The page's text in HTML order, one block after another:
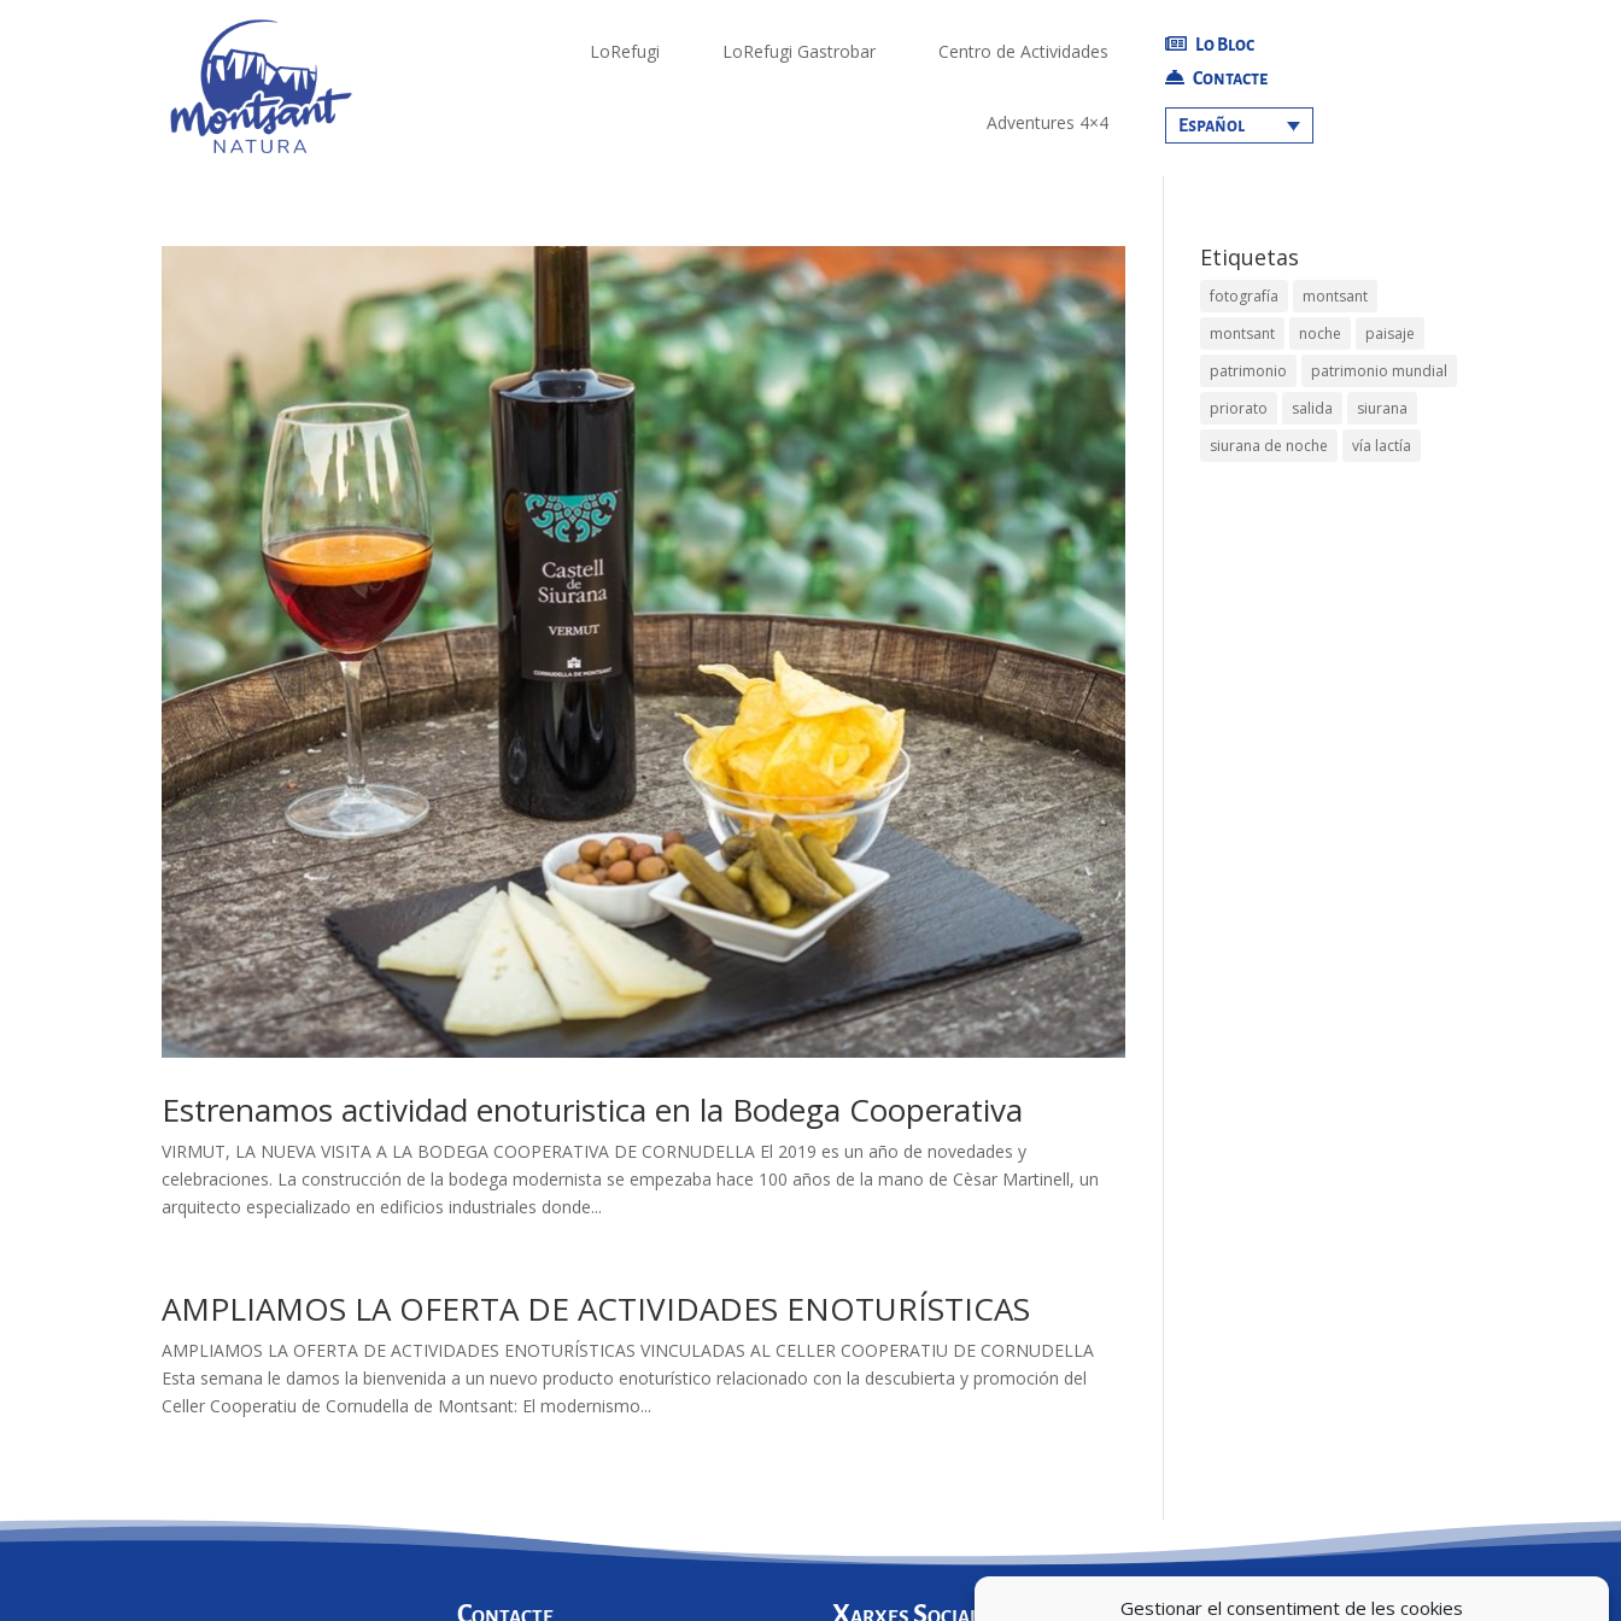
Gestionar el consentiment de les cookies
LoRefugi LoRefugi Gastrobar Centro de Actividades
Adventures 4×4
Lo Bloc
Contacte
Español
Estrenamos actividad enoturistica en la Bodega Cooperativa
VIRMUT, LA NUEVA VISITA A LA BODEGA COOPERATIVA DE CORNUDELLA El 2019 es un año de novedades y
celebraciones. La construcción de la bodega modernista se empezaba hace 100 años de la mano de Cèsar Martinell, un
arquitecto especializado en edificios industriales donde...
AMPLIAMOS LA OFERTA DE ACTIVIDADES ENOTURÍSTICAS
AMPLIAMOS LA OFERTA DE ACTIVIDADES ENOTURÍSTICAS VINCULADAS AL CELLER COOPERATIU DE CORNUDELLA
Esta semana le damos la bienvenida a un nuevo producto enoturístico relacionado con la descubierta y promoción del
Celler Cooperatiu de Cornudella de Montsant: El modernismo...
Etiquetas
fotografía
montsant
montsant
noche
paisaje
patrimonio
patrimonio mundial
priorato
salida
siurana
siurana de noche
vía lactía